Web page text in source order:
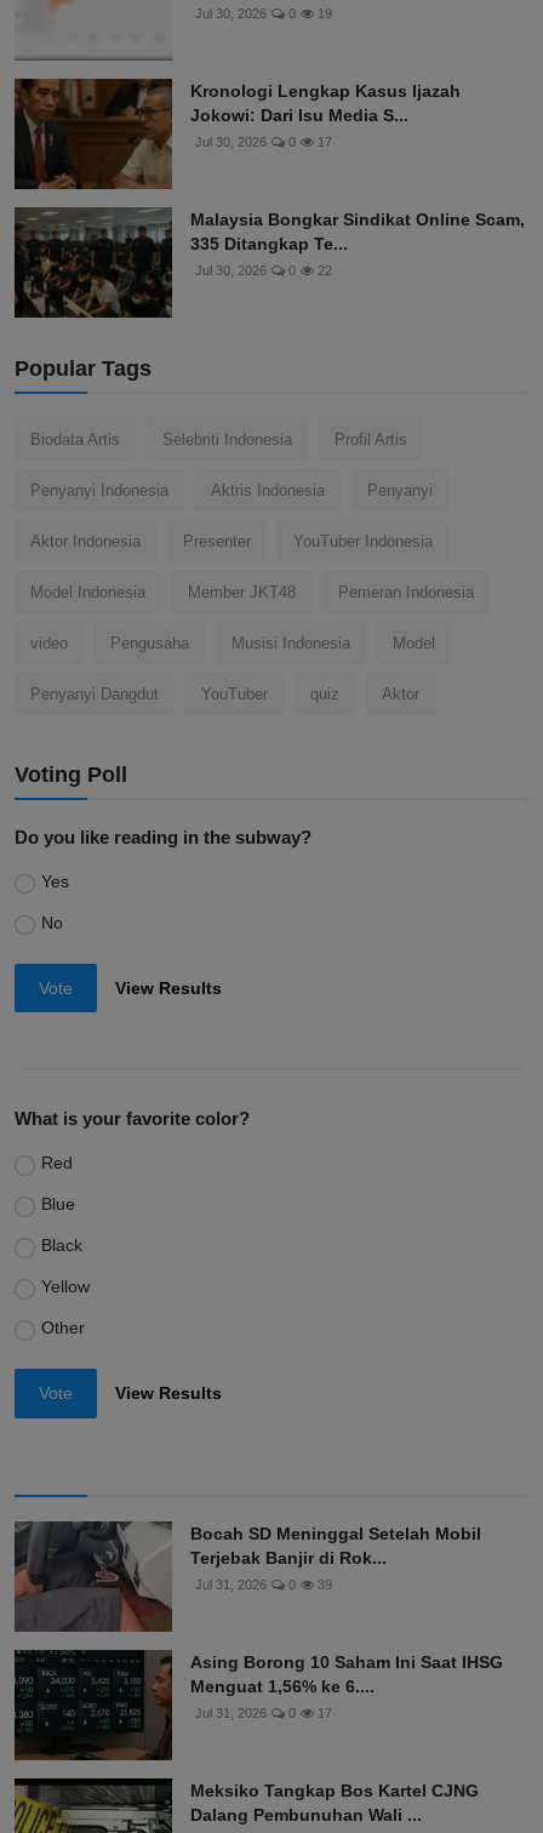
Jul 30, 2026 0 19
Kronologi Lengkap Kasus Ijazah
Jokowi: Dari Isu Media S...
Jul 30, 2026 0 17
Malaysia Bongkar Sindikat Online Scam,
335 Ditangkap Te...
Jul 30, 2026 0 22
Popular Tags
Biodata Artis Selebriti Indonesia Profil Artis
Penyanyi Indonesia Aktris Indonesia Penyanyi
Aktor Indonesia Presenter YouTuber Indonesia
Model Indonesia Member JKT48 Pemeran Indonesia
video Pengusaha Musisi Indonesia Model
Penyanyi Dangdut YouTuber quiz Aktor
Voting Poll
Do you like reading in the subway?
Yes
No
Vote View Results
What is your favorite color?
Red
Blue
Black
Yellow
Other
Vote View Results
Bocah SD Meninggal Setelah Mobil
Terjebak Banjir di Rok...
Jul 31, 2026 0 39
Asing Borong 10 Saham Ini Saat IHSG
Menguat 1,56% ke 6....
Jul 31, 2026 0 17
Meksiko Tangkap Bos Kartel CJNG
Dalang Pembunuhan Wali ...